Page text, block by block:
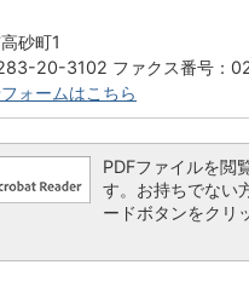
砂町1
20-3102 ファクス番号：
ォームはこちら
PDFファイルを閲
す。お持ちでない
ードボタンをクリ